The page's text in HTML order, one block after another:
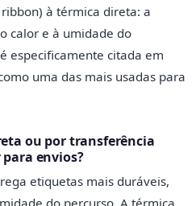
à térmica direta: a
calor e à umidade do
especificamente citada em
uma das mais usadas para
ou por transferência
envios?
etiquetas mais duráveis,
do percurso. A térmica